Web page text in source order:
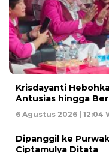
Krisdayanti
Antusias hingga
6 Agustus 2026 | 12:04
Dipanggil ke
Ciptamulya Ditata